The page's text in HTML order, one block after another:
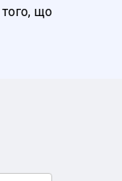
що
після